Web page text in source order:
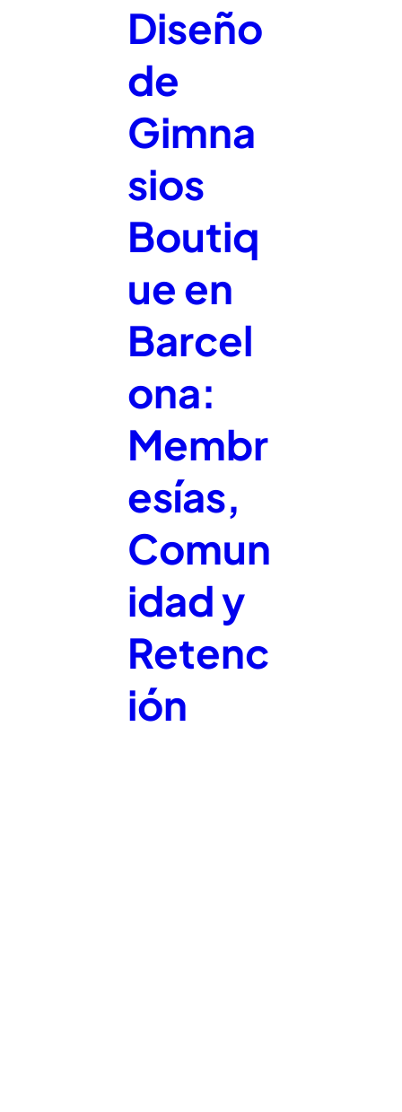
Diseño
de
Gimna
sios
Boutiq
ue en
Barcel
ona:
Membr
esías,
Comun
idad y
Retenc
ión